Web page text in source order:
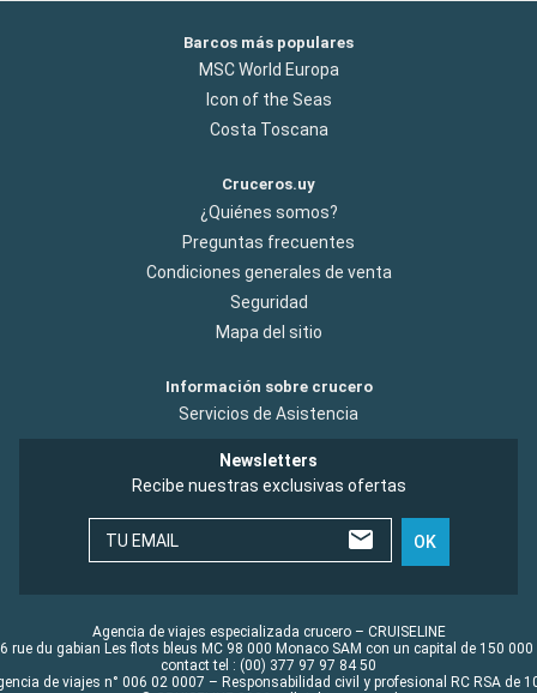
Barcos más populares
MSC World Europa
Icon of the Seas
Costa Toscana
Cruceros.uy
¿Quiénes somos?
Preguntas frecuentes
Condiciones generales de venta
Seguridad
Mapa del sitio
Información sobre crucero
Servicios de Asistencia
Newsletters
Recibe nuestras exclusivas ofertas
TU EMAIL OK
Agencia de viajes especializada crucero – CRUISELINE
rue du gabian Les flots bleus MC 98 000 Monaco SAM con un capital de 150 000
contact tel : (00) 377 97 97 84 50
de viajes n° 006 02 0007 – Responsabilidad civil y profesional RC RSA de